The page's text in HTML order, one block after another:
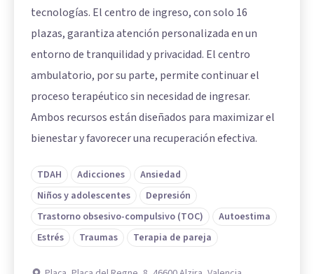
tecnologías. El centro de ingreso, con solo 16
plazas, garantiza atención personalizada en un
entorno de tranquilidad y privacidad. El centro
ambulatorio, por su parte, permite continuar el
proceso terapéutico sin necesidad de ingresar.
Ambos recursos están diseñados para maximizar el
bienestar y favorecer una recuperación efectiva.
TDAH Adicciones
Ansiedad
Niños y adolescentes
Depresión
Trastorno obsesivo-compulsivo (TOC)
Autoestima
Estrés
Traumas Terapia de pareja